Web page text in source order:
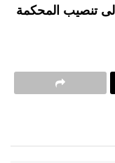
إلى تنصيب المحكمة